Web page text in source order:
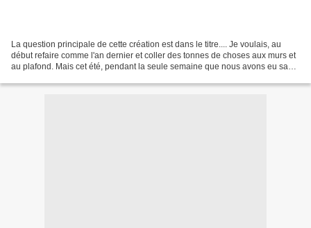
La question principale de cette création est dans le titre.... Je voulais, au
début refaire comme l'an dernier et coller des tonnes de choses aux murs et
au plafond. Mais cet été, pendant la seule semaine que nous avons eu sans